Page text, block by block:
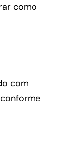
como
com